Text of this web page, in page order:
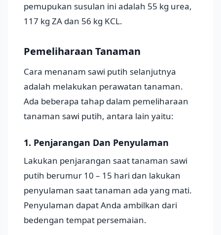
pemupukan susulan ini adalah 55 kg urea,
117 kg ZA dan 56 kg KCL.
Pemeliharaan Tanaman
Cara menanam sawi putih selanjutnya
adalah melakukan perawatan tanaman.
Ada beberapa tahap dalam pemeliharaan
tanaman sawi putih, antara lain yaitu:
1. Penjarangan Dan Penyulaman
Lakukan penjarangan saat tanaman sawi
putih berumur 10 – 15 hari dan lakukan
penyulaman saat tanaman ada yang mati.
Penyulaman dapat Anda ambilkan dari
bedengan tempat persemaian.